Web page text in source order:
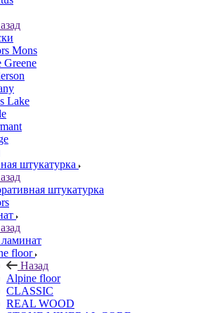
Mons
Greene
Lake
штукатурка
штукатурка
ламинат
floor
Назад
Alpine floor
CLASSIC
REAL WOOD